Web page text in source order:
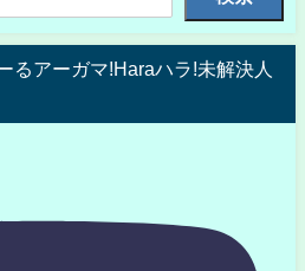
るアーガマ!Haraハラ!未解決人